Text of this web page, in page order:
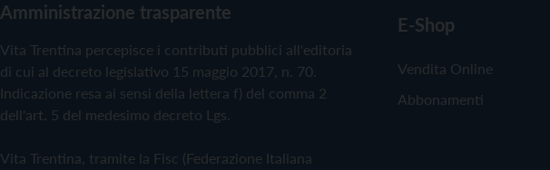
Amministrazione trasparente
Vita Trentina percepisce i contributi pubblici all'editoria
di cui al decreto legislativo 15 maggio 2017, n. 70.
Indicazione resa ai sensi della lettera f) del comma 2
dell'art. 5 del medesimo decreto Lgs.
Vita Trentina, tramite la Fisc (Federazione Italiana
E-Shop
Vendita Online
Abbonamenti